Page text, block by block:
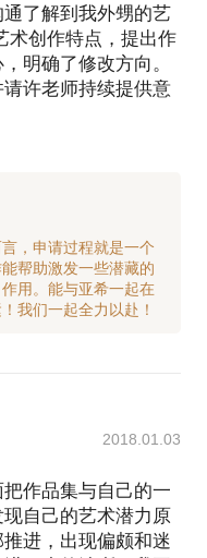
了解到我外甥的艺
术创作特点，提出作
明确了修改方向。
许老师持续提供意
，申请过程就是一个
帮助激发一些潜藏的
用。能与亚希一起在
2018.01.03
作品集与自己的一
自己的艺术潜力原
进，出现偏颇和迷